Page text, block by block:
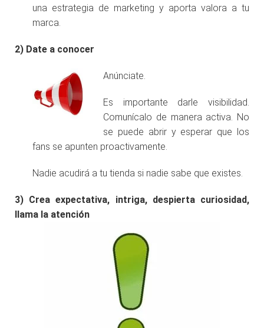
una estrategia de marketing y aporta valora a tu
marca.
2) Date a conocer
Anúnciate.
Es importante darle visibilidad.
Comunícalo de manera activa. No
se puede abrir y esperar que los
fans se apunten proactivamente.
Nadie acudirá a tu tienda si nadie sabe que existes.
3) Crea expectativa, intriga, despierta curiosidad,
llama la atención